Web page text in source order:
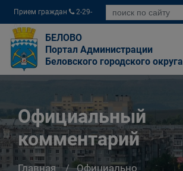
Прием граждан
2-29-
04
БЕЛОВО
Портал Администрации
Беловского городского округа
Официальный
комментарий
Главная
Официально